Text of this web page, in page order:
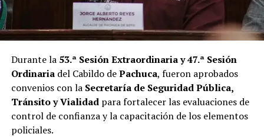
Durante la 53.ª Sesión Extraordinaria y 47.ª Sesión
Ordinariadel Cabildo dePachuca, fueron aprobados
convenios con la Secretaría de Seguridad Pública,
Tránsito y Vialidadpara fortalecer las evaluaciones de
control de confianza y la capacitación de los elementos
policiales.